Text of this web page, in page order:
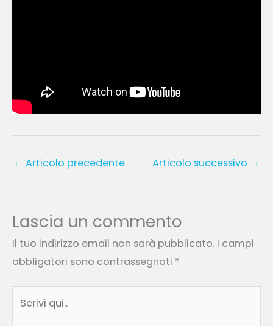
← Articolo precedente Articolo successivo →
Lascia un commento
Il tuo indirizzo email non sarà pubblicato. I campi
obbligatori sono contrassegnati *